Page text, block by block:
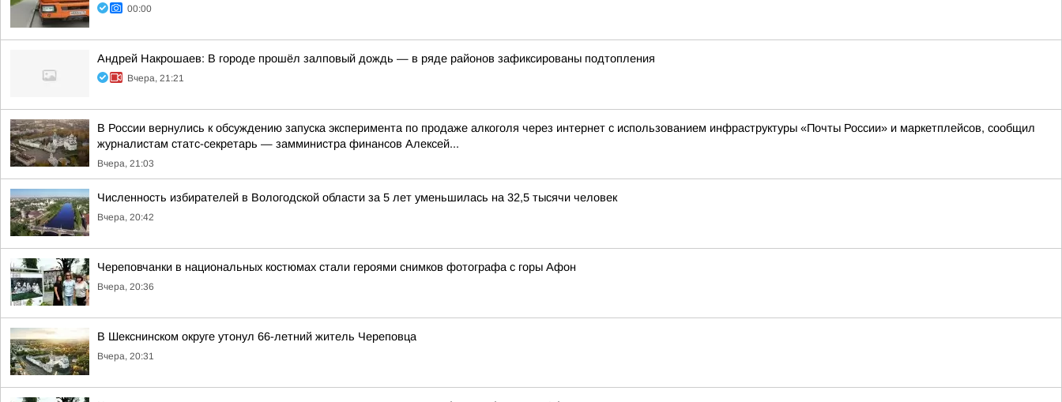
00:00
Андрей Накрошаев: В городе прошёл залповый дождь — в ряде районов зафиксированы подтопления
Вчера, 21:21
В России вернулись к обсуждению запуска эксперимента по продаже алкоголя через интернет с использованием инфраструктуры «Почты России» и маркетплейсов, сообщил
журналистам статс-секретарь — замминистра финансов Алексей...
Вчера, 21:03
Численность избирателей в Вологодской области за 5 лет уменьшилась на 32,5 тысячи человек
Вчера, 20:42
Череповчанки в национальных костюмах стали героями снимков фотографа с горы Афон
Вчера, 20:36
В Шекснинском округе утонул 66-летний житель Череповца
Вчера, 20:31